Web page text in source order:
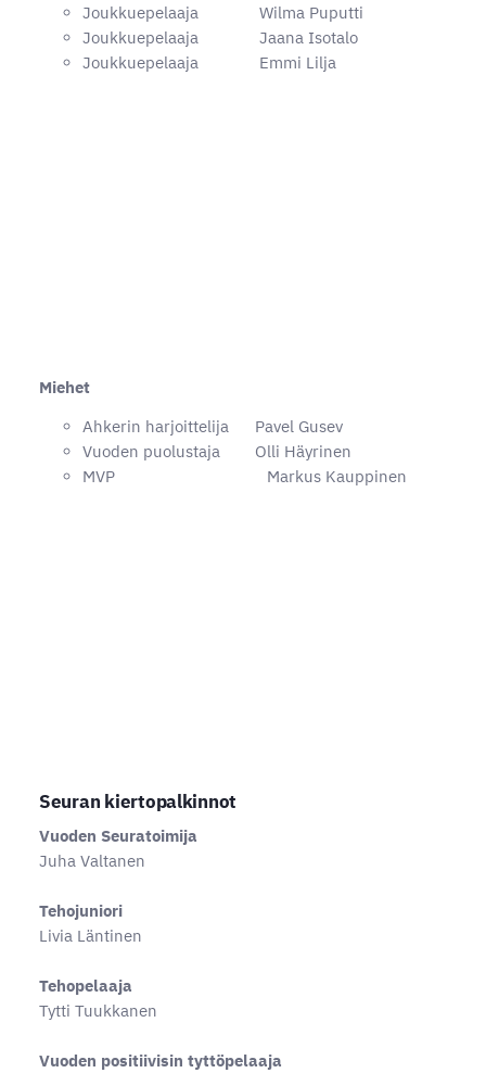
Joukkuepelaaja Wilma Puputti
Joukkuepelaaja Jaana Isotalo
Joukkuepelaaja Emmi Lilja
Miehet
Ahkerin harjoittelija Pavel Gusev
Vuoden puolustaja Olli Häyrinen
MVP Markus Kauppinen
Seuran kiertopalkinnot
Vuoden Seuratoimija
Juha Valtanen
Tehojuniori
Livia Läntinen
Tehopelaaja
Tytti Tuukkanen
Vuoden positiivisin tyttöpelaaja